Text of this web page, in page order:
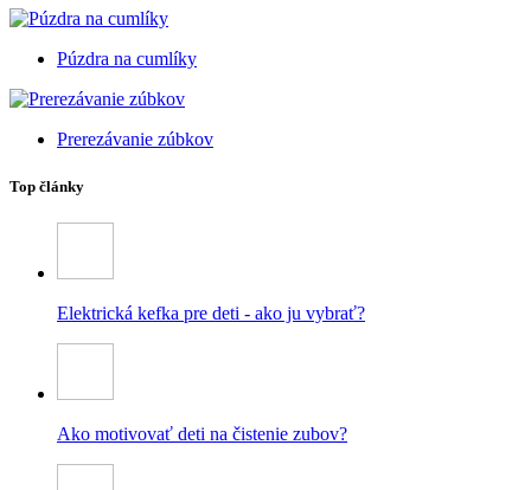
Púzdra na cumlíky
Prerezávanie zúbkov
Top články
Elektrická kefka pre deti - ako ju vybrať?
Ako motivovať deti na čistenie zubov?